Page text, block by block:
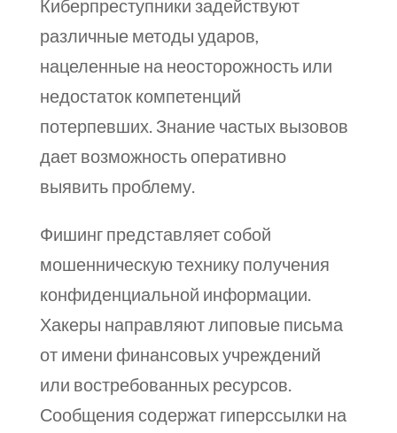
Киберпреступники задействуют
различные методы ударов,
нацеленные на неосторожность или
недостаток компетенций
потерпевших. Знание частых вызовов
дает возможность оперативно
выявить проблему.
Фишинг представляет собой
мошенническую технику получения
конфиденциальной информации.
Хакеры направляют липовые письма
от имени финансовых учреждений
или востребованных ресурсов.
Сообщения содержат гиперссылки на